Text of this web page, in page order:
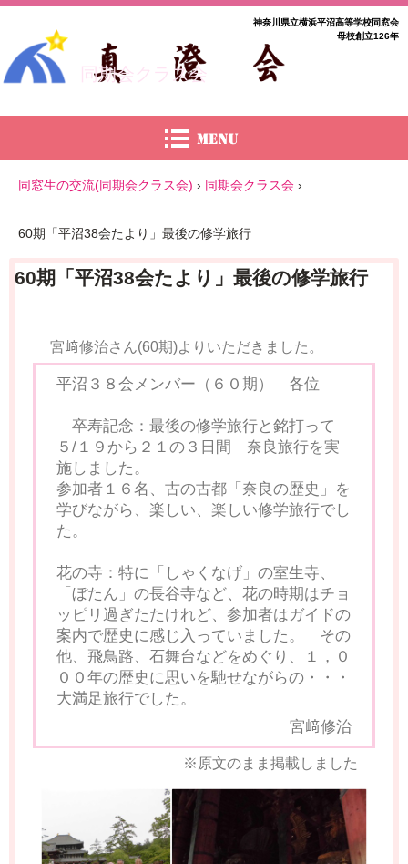
同期会クラス会
神奈川県立横浜平沼高等学校同窓会
母校創立126年
同窓生の交流(同期会クラス会) › 同期会クラス会 ›
60期「平沼38会たより」最後の修学旅行
60期「平沼38会たより」最後の修学旅行
宮﨑修治さん(60期)よりいただきました。
平沼３８会メンバー（６０期） 各位
卒寿記念：最後の修学旅行と銘打って
５/１９から２１の３日間 奈良旅行を実
施しました。
参加者１６名、古の古都「奈良の歴史」を
学びながら、楽しい、楽しい修学旅行でし
た。
花の寺：特に「しゃくなげ」の室生寺、
「ぼたん」の長谷寺など、花の時期はチョ
ッピリ過ぎたたけれど、参加者はガイドの
案内で歴史に感じ入っていました。 その
他、飛鳥路、石舞台などをめぐり、１，０
００年の歴史に思いを馳せながらの・・・
大満足旅行でした。
宮﨑修治
※原文のまま掲載しました